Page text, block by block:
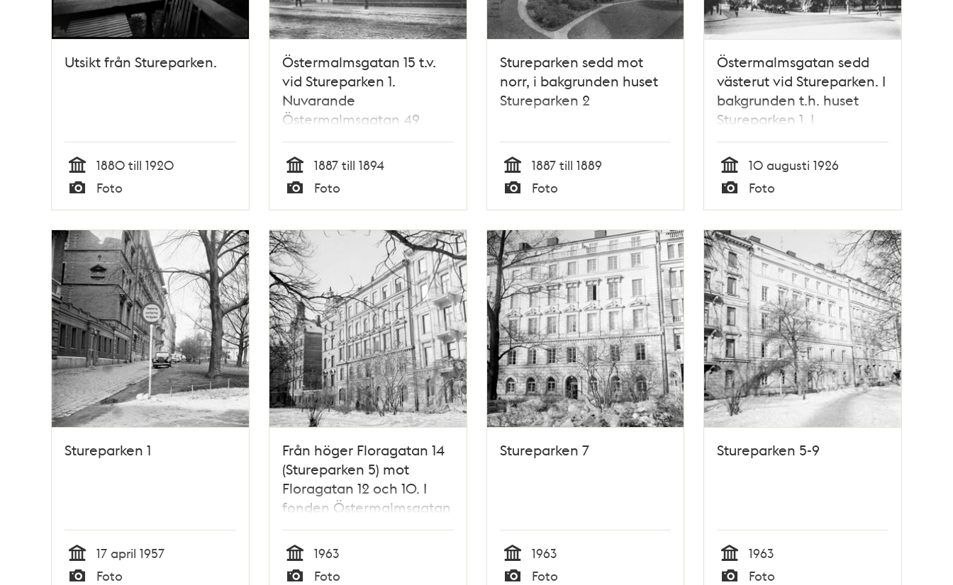
Utsikt från Stureparken.
Tid
1880 till 1920
Typ
Foto
Östermalmsgatan 15 t.v.
vid Stureparken 1.
Nuvarande
Östermalmsgatan 49
Tid
1887 till 1894
Typ
Foto
Stureparken sedd mot
norr, i bakgrunden huset
Stureparken 2
Tid
1887 till 1889
Typ
Foto
Östermalmsgatan sedd
västerut vid Stureparken. I
bakgrunden t.h. huset
Stureparken 1. I
förgrunden Sturegatan
Tid
10 augusti 1926
Typ
Foto
Stureparken 1
Tid
17 april 1957
Foto
Från höger Floragatan 14
(Stureparken 5) mot
Floragatan 12 och 10. I
fonden Östermalmsgatan
49 (Stureparken 1)
Tid
1963
Foto
Stureparken 7
Tid
1963
Foto
Stureparken 5-9
Tid
1963
Foto